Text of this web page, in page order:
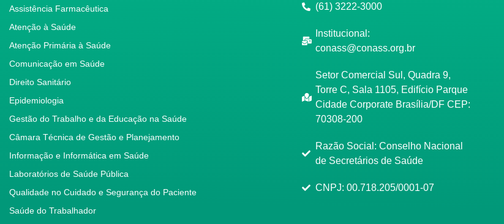
Assistência Farmacêutica
Atenção à Saúde
Atenção Primária à Saúde
Comunicação em Saúde
Direito Sanitário
Epidemiologia
Gestão do Trabalho e da Educação na Saúde
Câmara Técnica de Gestão e Planejamento
Informação e Informática em Saúde
Laboratórios de Saúde Pública
Qualidade no Cuidado e Segurança do Paciente
Saúde do Trabalhador
(61) 3222-3000
Institucional:
conass@conass.org.br
Setor Comercial Sul, Quadra 9,
Torre C, Sala 1105, Edifício Parque
Cidade Corporate Brasília/DF CEP:
70308-200
Razão Social: Conselho Nacional
de Secretários de Saúde
CNPJ: 00.718.205/0001-07